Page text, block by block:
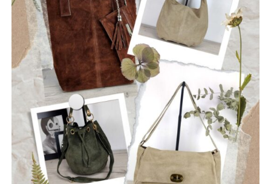
Εξασφάλιση χρηματοδότησης του προγράμματος
μέσω ευρωπαϊκών και εθνικών πόρων, όπως το ΕΣΠΑ,
το Ταμείο Ανάκαμψης, το πρόγραμμα «ΑΙΓΙΣ», τα
προγράμματα INTERREG και το Πράσινο Ταμείο, ώστε οι
απαραίτητες παρεμβάσεις να υλοποιηθούν χωρίς
επιβάρυνση των δημοτών.
Η Πολιτική Προστασία δεν είναι μια υπηρεσία που
ενεργοποιείται μόνο όταν ξεσπάσει μια πυρκαγιά. Είναι
μια συνεχής επένδυση στην ασφάλεια των ανθρώπων,
των χωριών μας, των δασών μας και της πολιτιστικής μας
κληρονομιάς.